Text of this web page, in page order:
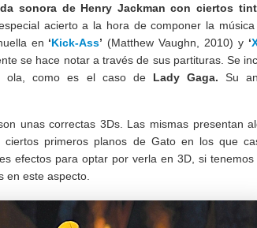
sonora de Henry Jackman con ciertos
acierto a la hora de componer la
en ‘Kick-Ass’ (Matthew Vaughn, 2010) y ‘
se hace notar a través de sus partituras. Se
ola, como es el caso de Lady Gaga. Su
unas correctas 3Ds. Las mismas presentan
primeros planos de Gato en los que
efectos para optar por verla en 3D, si tenemos
en este aspecto.